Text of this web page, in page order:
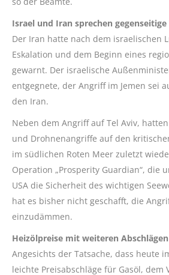
Israel und Iran sprechen
Der Iran hatte nach dem israelischen
Eskalation und dem Beginn eines
gewarnt. Der israelische
entgegnete, der Angriff im Jemen sei
den Iran.
Neben dem Angriff auf Tel Aviv,
und Drohnenangriffe auf den
im südlichen Roten Meer zuletzt
Operation „Prosperity Guardian“, die
USA die Sicherheit des wichtigen
hat es bisher nicht geschafft, die
einzudämmen.
Heizölpreise mit weiteren Abschlägen
Angesichts der Tatsache, dass heute
leichte Preisabschläge für Gasöl, dem